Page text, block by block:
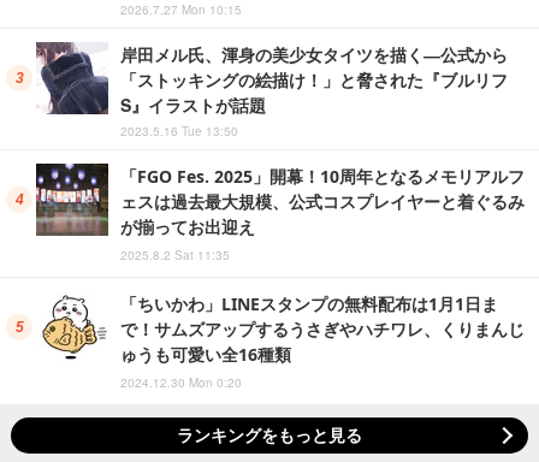
2026.7.27 Mon 10:15
岸田メル氏、渾身の美少女タイツを描く―公式から
「ストッキングの絵描け！」と脅された『ブルリフ
S』イラストが話題
2023.5.16 Tue 13:50
「FGO Fes. 2025」開幕！10周年となるメモリアルフ
ェスは過去最大規模、公式コスプレイヤーと着ぐるみ
が揃ってお出迎え
2025.8.2 Sat 11:35
「ちいかわ」LINEスタンプの無料配布は1月1日ま
で！サムズアップするうさぎやハチワレ、くりまんじ
ゅうも可愛い全16種類
2024.12.30 Mon 0:20
ランキングをもっと見る